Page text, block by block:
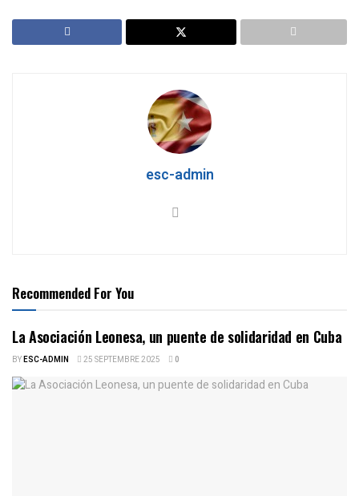
esc-admin
Recommended For You
La Asociación Leonesa, un puente de solidaridad en Cuba
BYESC-ADMIN 25 SEPTEMBRE 2025 0